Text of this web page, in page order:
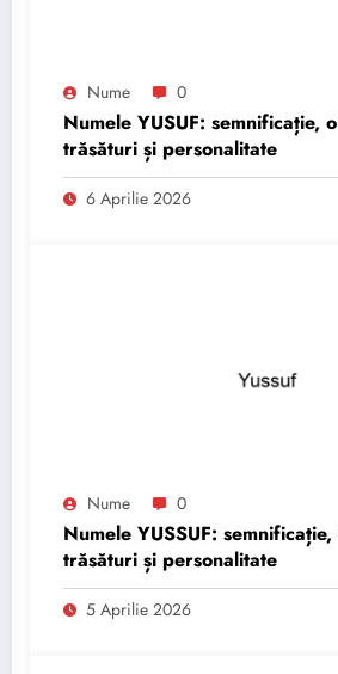
Nume 0
Numele YUSUF: semnificație,
trăsături și personalitate
6 Aprilie 2026
Nume 0
Numele YUSSUF:
trăsături și personalitate
5 Aprilie 2026